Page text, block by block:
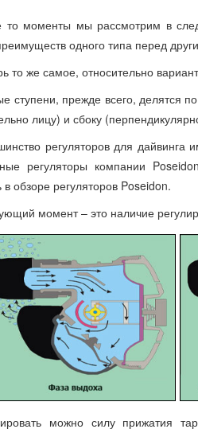
то моменты мы рассмотрим в
одного типа перед
то же самое, относительно
ступени, прежде всего, делятся
лицу) и сбоку
регуляторов для
регуляторы компании
в обзоре регуляторов Poseidon.
момент – это наличие
можно силу прижатия